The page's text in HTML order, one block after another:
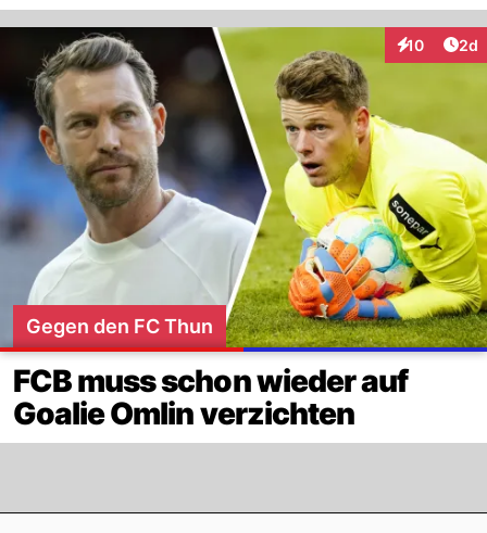
10
Interaktionen
2d
Gegen den FC Thun
FCB muss schon wieder auf
Goalie Omlin verzichten